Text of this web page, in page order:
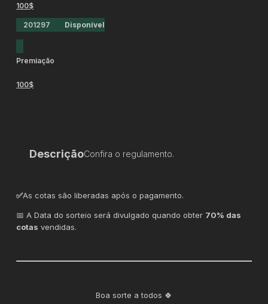
100$
201297 Disponível
Premiação
100$
DescriçãoConfira o regulamento.
✅As cotas são liberadas após o pagamento.
📅 A Data do sorteio será divulgado quando obter 70% das
cotas vendidas.
Boa sorte a todos 🍀